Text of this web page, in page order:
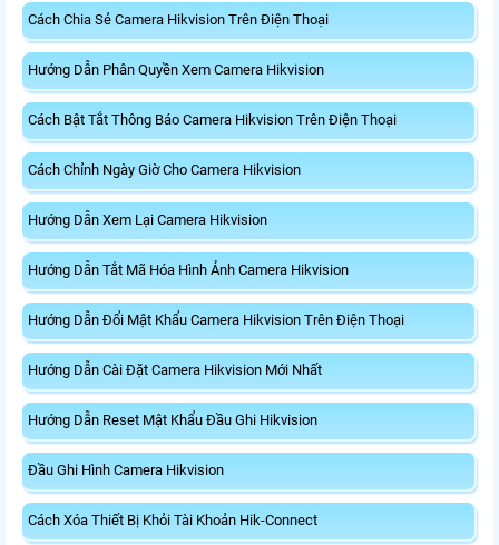
Cách Chia Sẻ Camera Hikvision Trên Điện Thoại
Hướng Dẫn Phân Quyền Xem Camera Hikvision
Cách Bật Tắt Thông Báo Camera Hikvision Trên Điện Thoại
Cách Chỉnh Ngày Giờ Cho Camera Hikvision
Hướng Dẫn Xem Lại Camera Hikvision
Hướng Dẫn Tắt Mã Hóa Hình Ảnh Camera Hikvision
Hướng Dẫn Đổi Mật Khẩu Camera Hikvision Trên Điện Thoại
Hướng Dẫn Cài Đặt Camera Hikvision Mới Nhất
Hướng Dẫn Reset Mật Khẩu Đầu Ghi Hikvision
Đầu Ghi Hình Camera Hikvision
Cách Xóa Thiết Bị Khỏi Tài Khoản Hik-Connect